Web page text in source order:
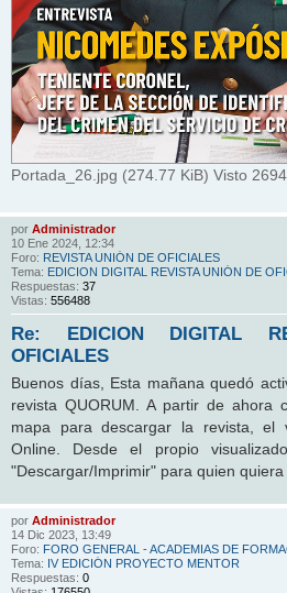
Portada_26.jpg (274.77 KiB) Visto
por Administrador
10 Ene 2024, 12:34
Foro: REVISTA UNIÓN DE OFICIALES
Tema: EDICION DIGITAL REVISTA UNIÓN DE
Respuestas: 37
Vistas: 556488
Re: EDICION DIGITAL
OFICIALES
Buenos días, Esta mañana quedó
revista QUORUM. A partir de ahora
mapa para descargar la revista, el
Online. Desde el propio
"Descargar/Imprimir" para quien quiera
por Administrador
14 Dic 2023, 13:49
Foro: FORO GENERAL - ACADEMIAS DE
Tema: IV EDICIÓN PROYECTO MENTOR
Respuestas: 0